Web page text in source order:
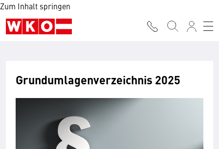
Zum Inhalt springen
Grundumlagenverzeichnis 2025